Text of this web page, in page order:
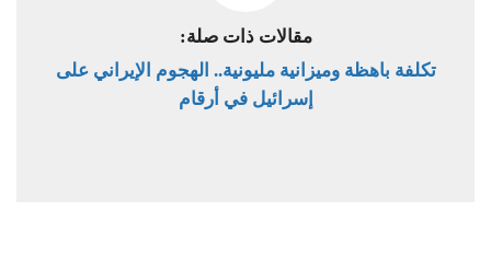
مقالات ذات صلة:
تكلفة باهظة وميزانية مليونية.. الهجوم الإيراني على
إسرائيل في أرقام